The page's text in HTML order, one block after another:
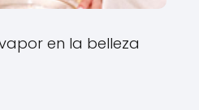
en la belleza